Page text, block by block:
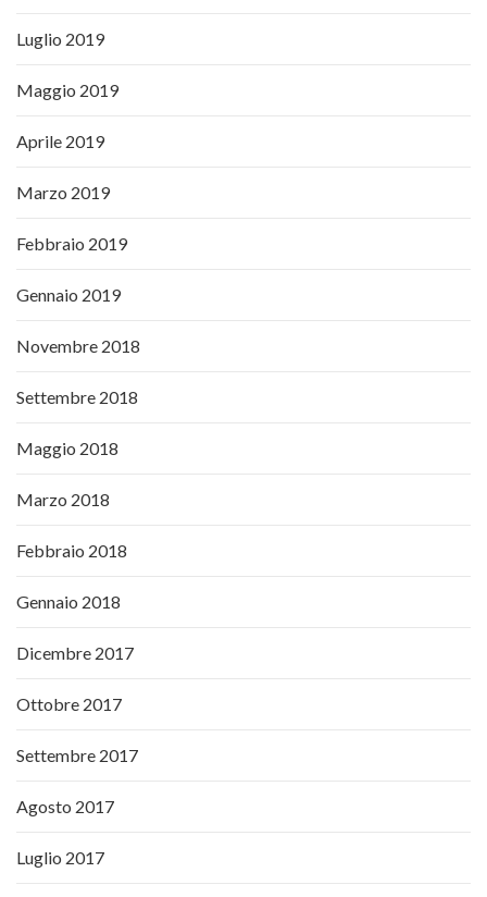
Luglio 2019
Maggio 2019
Aprile 2019
Marzo 2019
Febbraio 2019
Gennaio 2019
Novembre 2018
Settembre 2018
Maggio 2018
Marzo 2018
Febbraio 2018
Gennaio 2018
Dicembre 2017
Ottobre 2017
Settembre 2017
Agosto 2017
Luglio 2017